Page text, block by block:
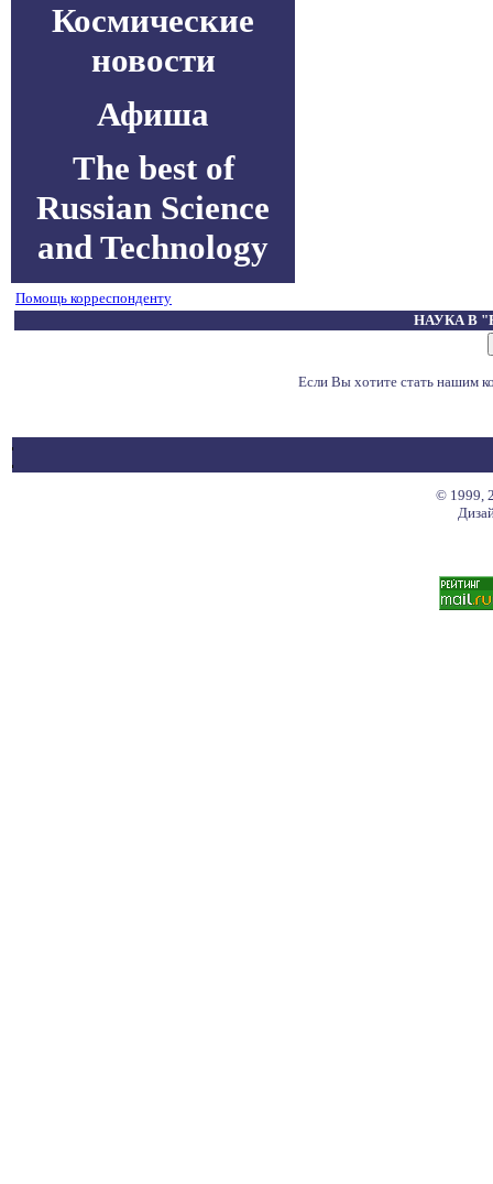
Космические
новости
Афиша
The best of
Russian Science
and Technology
Помощь корреспонденту
НАУКА В
Если Вы хотите стать нашим
© 1999,